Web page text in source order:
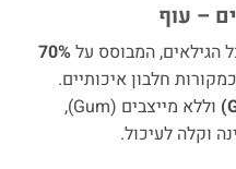
הגילאים, המבוסס על 70%
חלבון איכותיים.
וללא מייצבים (Gum),
וקלה לעיכול.